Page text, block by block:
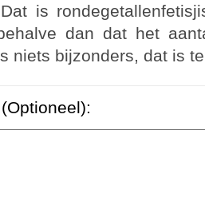
is
dan dat het
niets bijzonders, dat is